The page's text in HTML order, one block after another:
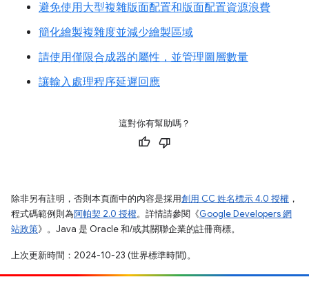
避免使用大型複雜版面配置和版面配置資源浪費
簡化繪製複雜度並減少繪製區域
請使用僅限合成器的屬性，並管理圖層數量
讓輸入處理程序延遲回應
這對你有幫助嗎？
除非另有註明，否則本頁面中的內容是採用創用 CC 姓名標示 4.0 授權 ，
程式碼範例則為阿帕契 2.0 授權。詳情請參閱《Google Developers 網
站政策》。Java 是 Oracle 和/或其關聯企業的註冊商標。
上次更新時間：2024-10-23 (世界標準時間)。